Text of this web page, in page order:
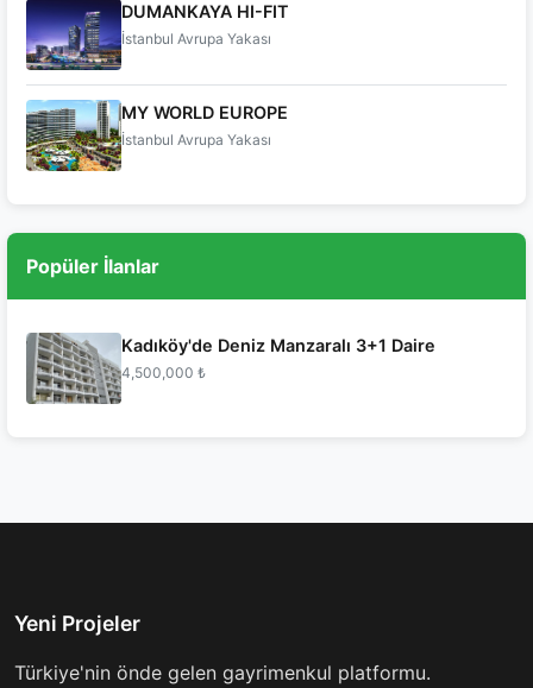
DUMANKAYA HI-FIT
İstanbul Avrupa Yakası
MY WORLD EUROPE
İstanbul Avrupa Yakası
Popüler İlanlar
Kadıköy'de Deniz Manzaralı 3+1 Daire
4,500,000 ₺
Yeni Projeler
Türkiye'nin önde gelen gayrimenkul platformu.